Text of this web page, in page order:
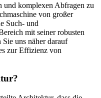
und komplexen Abfragen zu
von großer
Such- und
mit seiner robusten
uns näher darauf
zur Effizienz von